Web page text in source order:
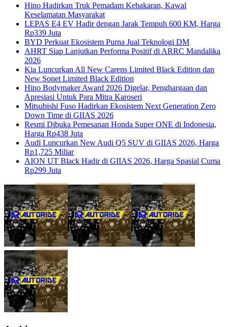
Hino Hadirkan Truk Pemadam Kebakaran, Kawal
Keselamatan Masyarakat
LEPAS E4 EV Hadir dengan Jarak Tempuh 600 KM, Harga
Rp339 Juta
BYD Perkuat Ekosistem Purna Jual Teknologi DM
AHRT Siap Lanjutkan Performa Positif di ARRC Mandalika
2026
Kia Luncurkan All New Carens Limited Black Edition dan
New Sonet Limited Black Edition
Hino Bodymaker Award 2026 Digelar, Penghargaan dan
Apresiasi Untuk Para Mitra Karoseri
Mitsubishi Fuso Hadirkan Ekosistem Next Generation Zero
Down Time di GIIAS 2026
Resmi Dibuka Pemesanan Honda Super ONE di Indonesia,
Harga Rp438 Juta
Audi Luncurkan New Audi Q5 SUV di GIIAS 2026, Harga
Rp1,725 Miliar
AION UT Black Hadir di GIIAS 2026, Harga Spasial Cuma
Rp299 Juta